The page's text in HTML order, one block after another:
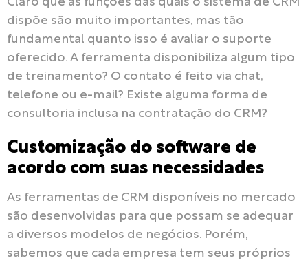
Claro que as funções das quais o sistema de CRM
dispõe são muito importantes, mas tão
fundamental quanto isso é avaliar o suporte
oferecido. A ferramenta disponibiliza algum tipo
de treinamento? O contato é feito via chat,
telefone ou e-mail? Existe alguma forma de
consultoria inclusa na contratação do CRM?
Customização do software de
acordo com suas necessidades
As ferramentas de CRM disponíveis no mercado
são desenvolvidas para que possam se adequar
a diversos modelos de negócios. Porém,
sabemos que cada empresa tem seus próprios